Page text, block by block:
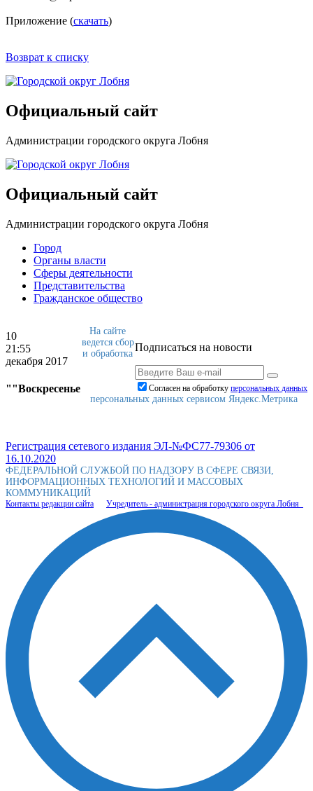
Приложение (скачать)
Возврат к списку
Официальный сайт
Администрации городского округа Лобня
Официальный сайт
Администрации городского округа Лобня
Город
Органы власти
Сферы деятельности
Представительства
Гражданское общество
10
21:55
декабря 2017
""Воскресенье
Подписаться на новости
Согласен на обработку персональныx данных
На сайте
ведется сбор
и обработка
персональных данных сервисом Яндекс.Метрика
Регистрация сетевого издания ЭЛ-№ФС77-79306 от
16.10.2020
ФЕДЕРАЛЬНОЙ СЛУЖБОЙ ПО НАДЗОРУ В СФЕРЕ СВЯЗИ,
ИНФОРМАЦИОННЫХ ТЕХНОЛОГИЙ И МАССОВЫХ
КОММУНИКАЦИЙ
Контакты редакции сайта Учредитель - администрация городского округа Лобня